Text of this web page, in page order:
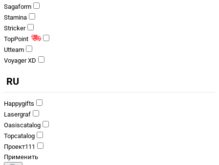
Sagaform
Stamina
Stricker
TopPoint
Utteam
Voyager XD
RU
Happygifts
Lasergraf
Oasiscatalog
Topcatalog
Проект111
Применить